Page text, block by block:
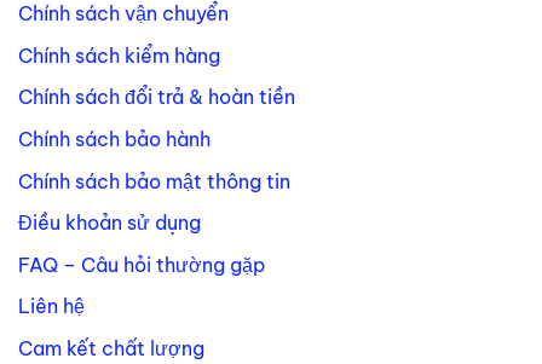
Chính sách vận chuyển
Chính sách kiểm hàng
Chính sách đổi trả & hoàn tiền
Chính sách bảo hành
Chính sách bảo mật thông tin
Điều khoản sử dụng
FAQ – Câu hỏi thường gặp
Liên hệ
Cam kết chất lượng